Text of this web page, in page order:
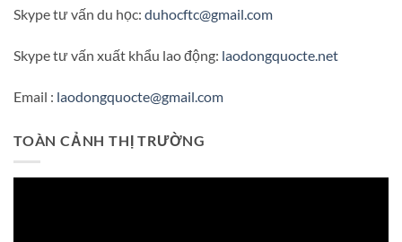
Skype tư vấn du học: duhocftc@gmail.com
Skype tư vấn xuất khẩu lao động: laodongquocte.net
Email : laodongquocte@gmail.com
TOÀN CẢNH THỊ TRƯỜNG